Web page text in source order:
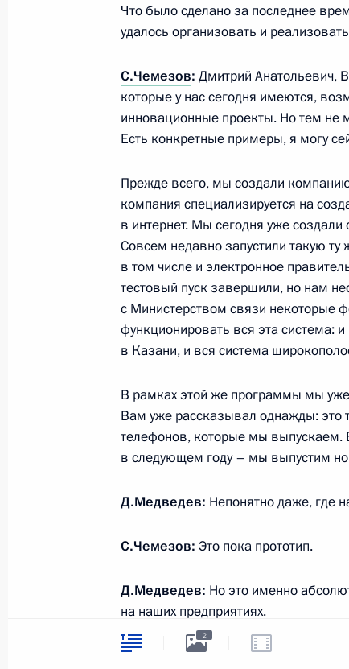
Президента
России
События
Структура
Видео и фото
Документы
Контакты
Поиск
Подписаться
Справочник
с ограниченными
возможностями
English
ресурсы
Президента
Президент
Конституция
символика
Обратиться к
Президент
Виртуальный
Кремлю
Владимир
личный сайт
Дикая природа
Администрация
Президента России
Что было сделано за последнее
удалось организовать и
С.Чемезов: Дмитрий Анатольевич,
которые у нас сегодня имеются,
инновационные проекты. Но тем не
Есть конкретные примеры, я могу
Прежде всего, мы создали
компания специализируется на
в интернет. Мы сегодня уже
Совсем недавно запустили такую ту
в том числе и электронное
тестовый пуск завершили, но нам
с Министерством связи некоторые
функционировать вся эта система:
в Казани, и вся система
В рамках этой же программы мы
Вам уже рассказывал однажды: это
телефонов, которые мы
в следующем году – мы выпустим
Д.Медведев: Непонятно даже, где
С.Чемезов: Это пока прототип.
Д.Медведев: Но это именно
на наших предприятиях.
С.Чемезов:Пока, к сожалению,
2